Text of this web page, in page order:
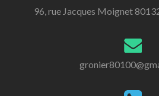
96, rue Jacques Moignet